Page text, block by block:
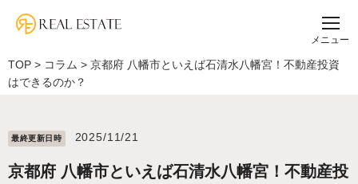
メニュー
TOP > コラム > 京都府 八幡市といえば石清水八幡宮！不動産投資
はできるのか？
最終更新⽇時 2025/11/21
京都府 八幡市といえば石清水八幡宮！不動産投